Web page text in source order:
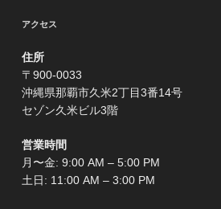
シ
ョ
ン
アクセス
住所
〒900-0033
沖縄県那覇市久米2丁目3番14号
セゾン久米ビル3階
営業時間
月〜金: 9:00 AM – 5:00 PM
土日: 11:00 AM – 3:00 PM